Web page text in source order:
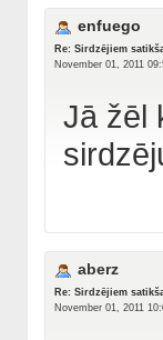
enfuego
Re: Sirdzējiem
November 01, 2011
Jā žēl
aberz
Re: Sirdzējiem
November 01, 2011